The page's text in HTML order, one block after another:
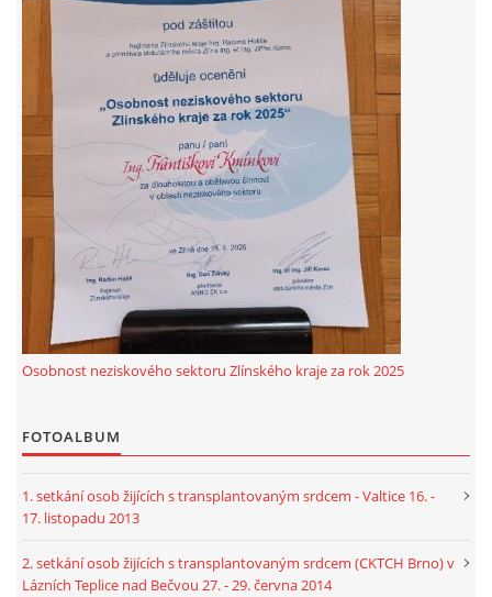
© 2026 eStránky.cz
Osobnost neziskového sektoru Zlínského kraje za rok 2025
FOTOALBUM
1. setkání osob žijících s transplantovaným srdcem - Valtice 16. -
17. listopadu 2013
2. setkání osob žijících s transplantovaným srdcem (CKTCH Brno) v
Lázních Teplice nad Bečvou 27. - 29. června 2014